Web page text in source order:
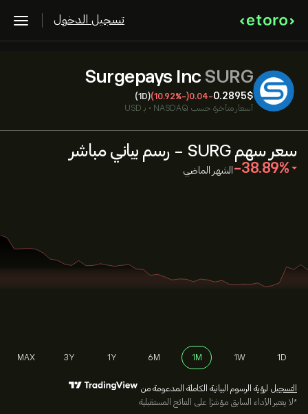
تسجيل الدخول
Surgepays Inc SURG
0.2895‎$‎
-0.04
(-10.92%)
(1D)
أسعار متأخرة حسب NASDAQ
• بـ USD
سعر سهم SURG - رسم بياني مباشر
‎-38.89‎ الشهر الماضي
1D
1W
1M
6M
1Y
3Y
MAX
التسجيل لرؤية الرسوم البيانية الكاملة المدعومة من
*لا يعتبر الأداء السابق مؤشرًا على النتائج المستقبلية